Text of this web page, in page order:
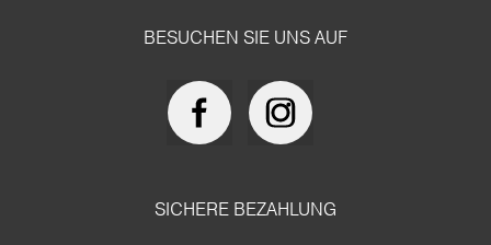
BESUCHEN SIE UNS AUF
SICHERE BEZAHLUNG